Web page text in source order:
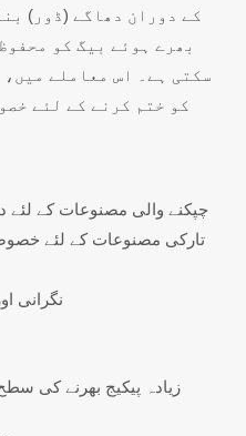
کے دوران دھاگے (ڈور)
بھرے ہوئے بیگ کو
سکتی ہے۔ اس معاملے
کو ختم کرنے کے لئے
چپکنے والی مصنوعات کے لئے
تارکی مصنوعات کے لئے
نگرانی
زیادہ پیکیج بھرنے کی